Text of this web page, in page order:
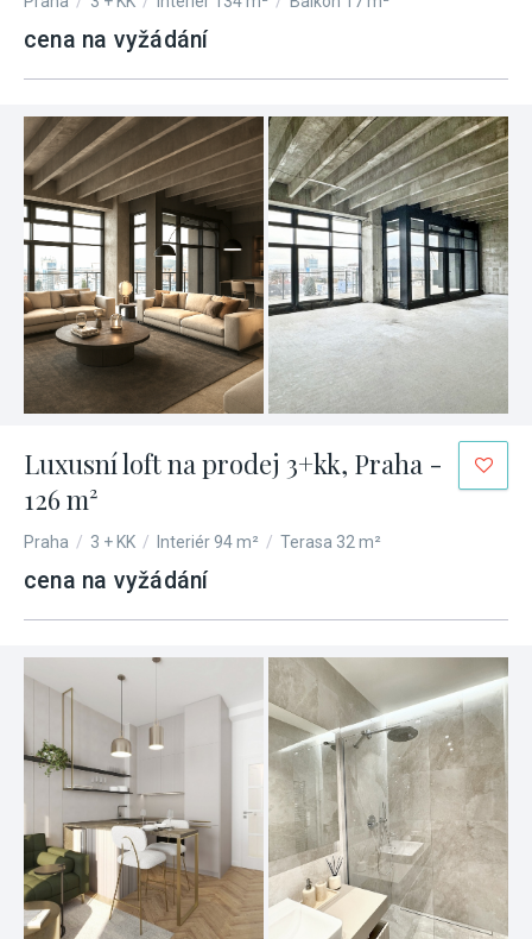
cena na vyžádání
Luxusní loft na prodej 3+kk, Praha -
126 m²
Praha / 3 + KK / Interiér 94 m² / Terasa 32 m²
cena na vyžádání